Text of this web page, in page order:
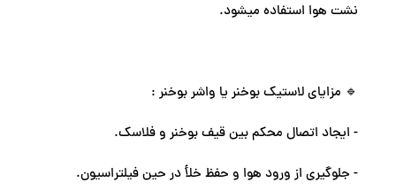
نشت هوا استفاده میشود.
🔹 مزایای لاستیک بوخنر یا واشر بوخنر :
- ایجاد اتصال محکم بین قیف بوخنر و فلاسک.
- جلوگیری از ورود هوا و حفظ خلأ در حین فیلتراسیون.